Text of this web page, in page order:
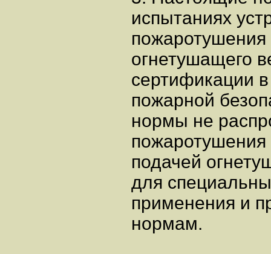
испытаниях
пожаротушения
огнетушащего
сертификации
пожарной
нормы не
пожаротушения
подачей
для
применения и
нормам.